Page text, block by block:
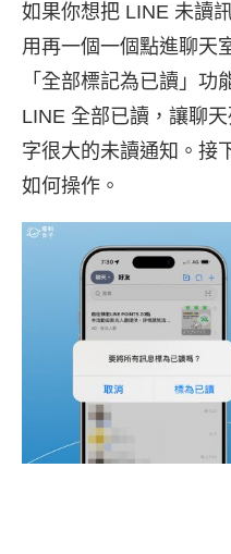
如果你想把 LINE 未讀
用再一個一個點進聊天
「全部標記為已讀」
LINE 全部已讀，讓聊
字很大的未讀通知。接
如何操作。